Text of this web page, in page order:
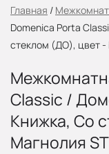
Главная /
Domenica Porta
стеклом (ДО), цвет -
Classic /
Книжка, Со
Магнолия ST